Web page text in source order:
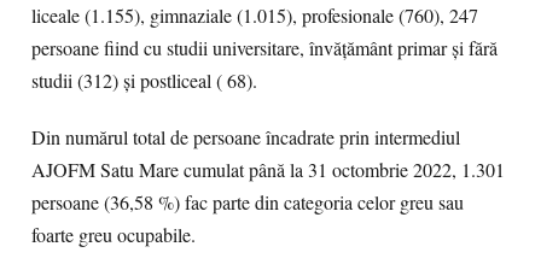
liceale (1.155), gimnaziale (1.015), profesionale (760), 247
persoane fiind cu studii universitare, învățământ primar și fără
studii (312) și postliceal ( 68).
Din numărul total de persoane încadrate prin intermediul
AJOFM Satu Mare cumulat până la 31 octombrie 2022, 1.301
persoane (36,58 %) fac parte din categoria celor greu sau
foarte greu ocupabile.